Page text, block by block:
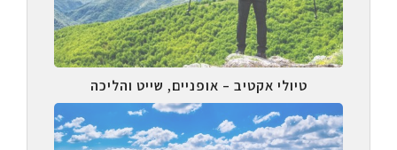
טיולי אקטיב – אופניים, שייט והליכה